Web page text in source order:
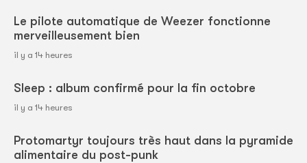
Le pilote automatique de Weezer fonctionne
merveilleusement bien
il y a 14 heures
Sleep : album confirmé pour la fin octobre
il y a 14 heures
Protomartyr toujours très haut dans la pyramide
alimentaire du post-punk